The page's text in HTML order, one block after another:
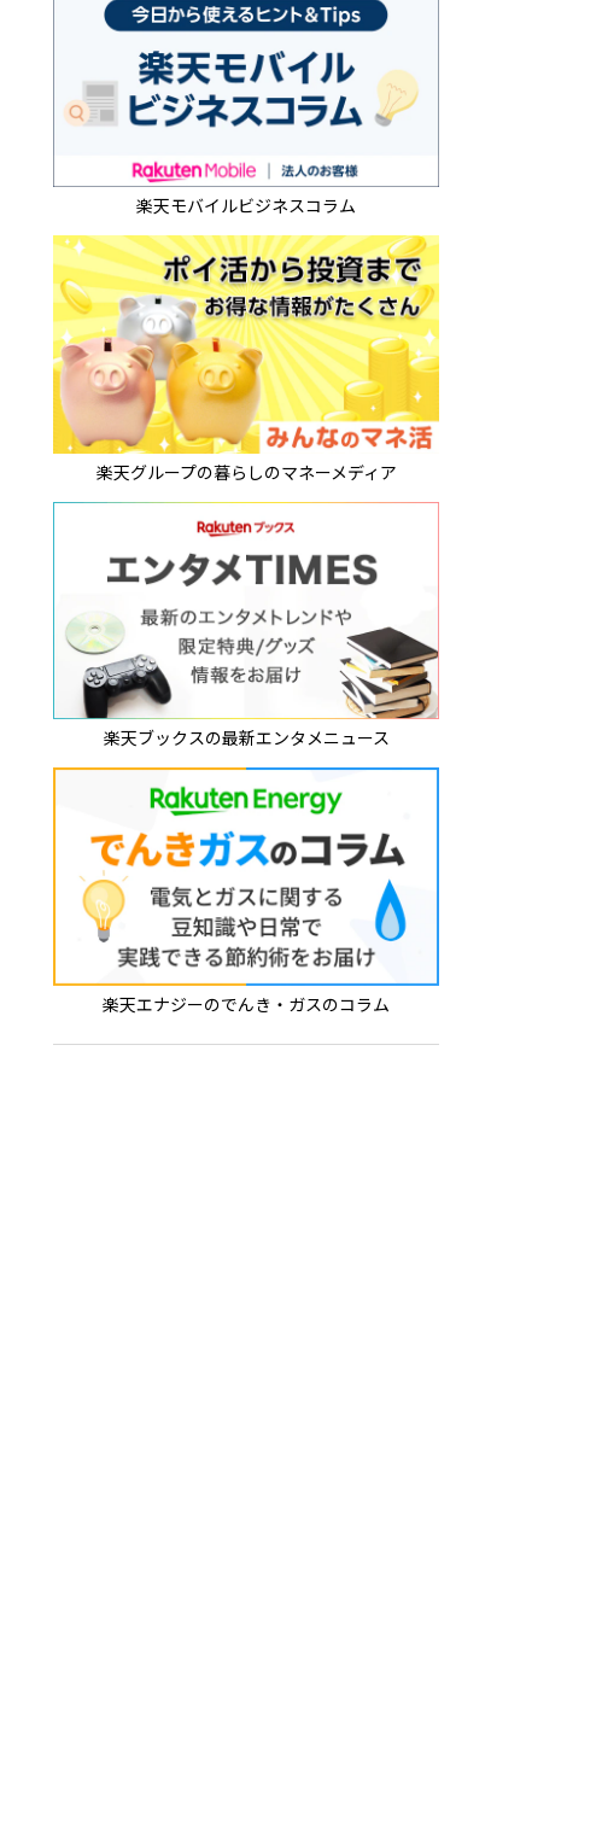
楽天モバイルビジネスコラム
楽天グループの暮らしのマネーメディア
楽天ブックスの最新エンタメニュース
楽天エナジーのでんき・ガスのコラム